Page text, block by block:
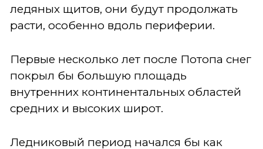
ледяных щитов, они будут продолжать
расти, особенно вдоль периферии.
Первые несколько лет после Потопа снег
покрыл бы большую площадь
внутренних континентальных областей
средних и высоких широт.
Ледниковый период начался бы как